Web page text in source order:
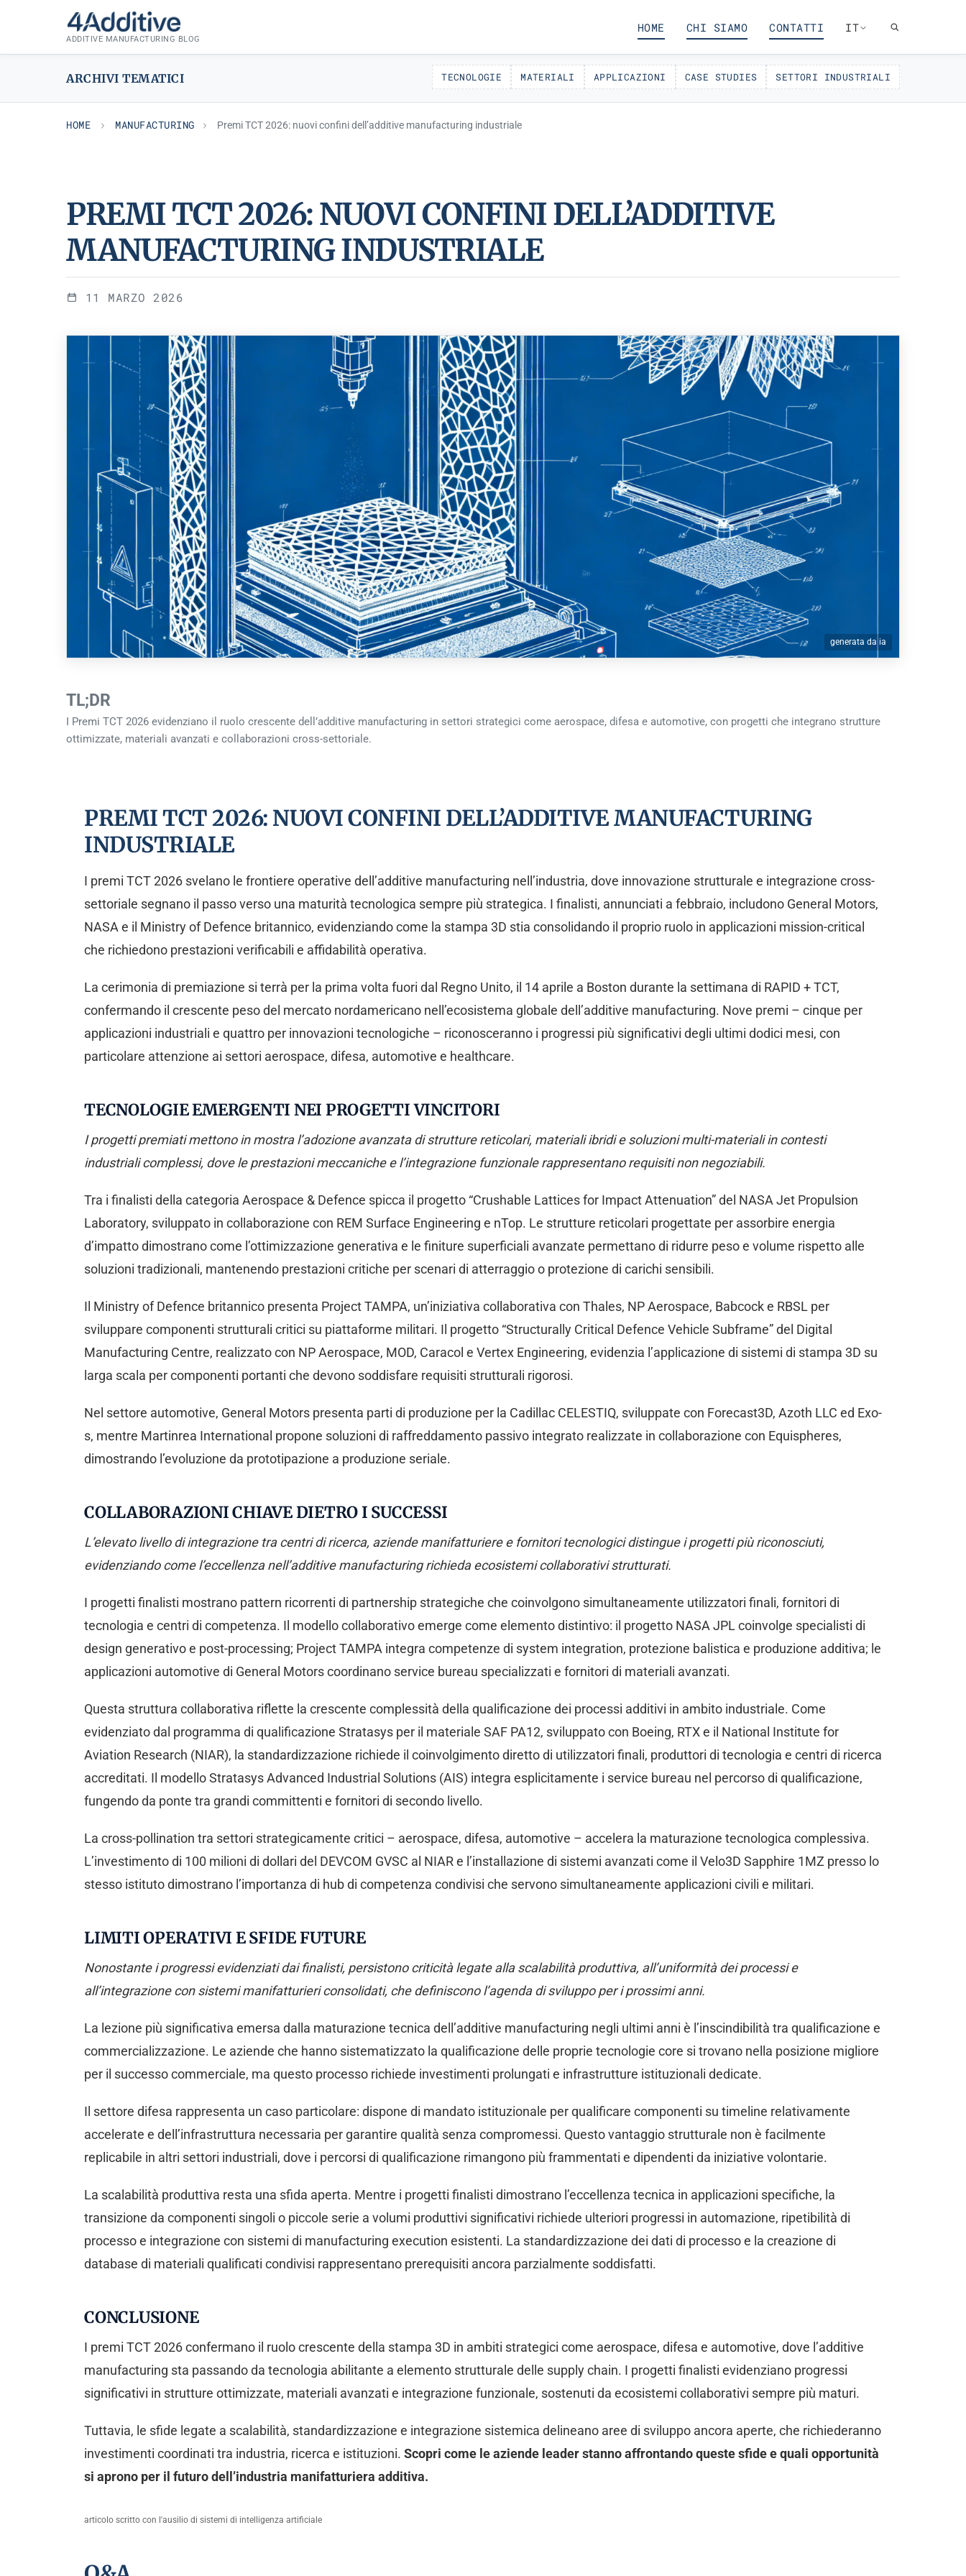
ADDITIVE MANUFACTURING BLOG
HOME CHI SIAMO CONTATTI IT
ARCHIVI TEMATICI TECNOLOGIE MATERIALI APPLICAZIONI CASE STUDIES SETTORI INDUSTRIALI
HOME MANUFACTURING Premi TCT 2026: nuovi confini dell’additive manufacturing industriale
MANUFACTURING
PREMI TCT 2026: NUOVI CONFINI DELL’ADDITIVE
MANUFACTURING INDUSTRIALE
11 MARZO 2026
generata da ia
TL;DR
I Premi TCT 2026 evidenziano il ruolo crescente dell’additive manufacturing in settori strategici come aerospace, difesa e automotive, con progetti che integrano strutture
ottimizzate, materiali avanzati e collaborazioni cross-settoriale.
PREMI TCT 2026: NUOVI CONFINI DELL’ADDITIVE MANUFACTURING
INDUSTRIALE
I premi TCT 2026 svelano le frontiere operative dell’additive manufacturing nell’industria, dove innovazione strutturale e integrazione cross-
settoriale segnano il passo verso una maturità tecnologica sempre più strategica. I finalisti, annunciati a febbraio, includono General Motors,
NASA e il Ministry of Defence britannico, evidenziando come la stampa 3D stia consolidando il proprio ruolo in applicazioni mission-critical
che richiedono prestazioni verificabili e affidabilità operativa.
La cerimonia di premiazione si terrà per la prima volta fuori dal Regno Unito, il 14 aprile a Boston durante la settimana di RAPID + TCT,
confermando il crescente peso del mercato nordamericano nell’ecosistema globale dell’additive manufacturing. Nove premi – cinque per
applicazioni industriali e quattro per innovazioni tecnologiche – riconosceranno i progressi più significativi degli ultimi dodici mesi, con
particolare attenzione ai settori aerospace, difesa, automotive e healthcare.
TECNOLOGIE EMERGENTI NEI PROGETTI VINCITORI
I progetti premiati mettono in mostra l’adozione avanzata di strutture reticolari, materiali ibridi e soluzioni multi-materiali in contesti
industriali complessi, dove le prestazioni meccaniche e l’integrazione funzionale rappresentano requisiti non negoziabili.
Tra i finalisti della categoria Aerospace & Defence spicca il progetto “Crushable Lattices for Impact Attenuation” del NASA Jet Propulsion
Laboratory, sviluppato in collaborazione con REM Surface Engineering e nTop. Le strutture reticolari progettate per assorbire energia
d’impatto dimostrano come l’ottimizzazione generativa e le finiture superficiali avanzate permettano di ridurre peso e volume rispetto alle
soluzioni tradizionali, mantenendo prestazioni critiche per scenari di atterraggio o protezione di carichi sensibili.
Il Ministry of Defence britannico presenta Project TAMPA, un’iniziativa collaborativa con Thales, NP Aerospace, Babcock e RBSL per
sviluppare componenti strutturali critici su piattaforme militari. Il progetto “Structurally Critical Defence Vehicle Subframe” del Digital
Manufacturing Centre, realizzato con NP Aerospace, MOD, Caracol e Vertex Engineering, evidenzia l’applicazione di sistemi di stampa 3D su
larga scala per componenti portanti che devono soddisfare requisiti strutturali rigorosi.
Nel settore automotive, General Motors presenta parti di produzione per la Cadillac CELESTIQ, sviluppate con Forecast3D, Azoth LLC ed Exo-
s, mentre Martinrea International propone soluzioni di raffreddamento passivo integrato realizzate in collaborazione con Equispheres,
dimostrando l’evoluzione da prototipazione a produzione seriale.
COLLABORAZIONI CHIAVE DIETRO I SUCCESSI
L’elevato livello di integrazione tra centri di ricerca, aziende manifatturiere e fornitori tecnologici distingue i progetti più riconosciuti,
evidenziando come l’eccellenza nell’additive manufacturing richieda ecosistemi collaborativi strutturati.
I progetti finalisti mostrano pattern ricorrenti di partnership strategiche che coinvolgono simultaneamente utilizzatori finali, fornitori di
tecnologia e centri di competenza. Il modello collaborativo emerge come elemento distintivo: il progetto NASA JPL coinvolge specialisti di
design generativo e post-processing; Project TAMPA integra competenze di system integration, protezione balistica e produzione additiva; le
applicazioni automotive di General Motors coordinano service bureau specializzati e fornitori di materiali avanzati.
Questa struttura collaborativa riflette la crescente complessità della qualificazione dei processi additivi in ambito industriale. Come
evidenziato dal programma di qualificazione Stratasys per il materiale SAF PA12, sviluppato con Boeing, RTX e il National Institute for
Aviation Research (NIAR), la standardizzazione richiede il coinvolgimento diretto di utilizzatori finali, produttori di tecnologia e centri di ricerca
accreditati. Il modello Stratasys Advanced Industrial Solutions (AIS) integra esplicitamente i service bureau nel percorso di qualificazione,
fungendo da ponte tra grandi committenti e fornitori di secondo livello.
La cross-pollination tra settori strategicamente critici – aerospace, difesa, automotive – accelera la maturazione tecnologica complessiva.
L’investimento di 100 milioni di dollari del DEVCOM GVSC al NIAR e l’installazione di sistemi avanzati come il Velo3D Sapphire 1MZ presso lo
stesso istituto dimostrano l’importanza di hub di competenza condivisi che servono simultaneamente applicazioni civili e militari.
LIMITI OPERATIVI E SFIDE FUTURE
Nonostante i progressi evidenziati dai finalisti, persistono criticità legate alla scalabilità produttiva, all’uniformità dei processi e
all’integrazione con sistemi manifatturieri consolidati, che definiscono l’agenda di sviluppo per i prossimi anni.
La lezione più significativa emersa dalla maturazione tecnica dell’additive manufacturing negli ultimi anni è l’inscindibilità tra qualificazione e
commercializzazione. Le aziende che hanno sistematizzato la qualificazione delle proprie tecnologie core si trovano nella posizione migliore
per il successo commerciale, ma questo processo richiede investimenti prolungati e infrastrutture istituzionali dedicate.
Il settore difesa rappresenta un caso particolare: dispone di mandato istituzionale per qualificare componenti su timeline relativamente
accelerate e dell’infrastruttura necessaria per garantire qualità senza compromessi. Questo vantaggio strutturale non è facilmente
replicabile in altri settori industriali, dove i percorsi di qualificazione rimangono più frammentati e dipendenti da iniziative volontarie.
La scalabilità produttiva resta una sfida aperta. Mentre i progetti finalisti dimostrano l’eccellenza tecnica in applicazioni specifiche, la
transizione da componenti singoli o piccole serie a volumi produttivi significativi richiede ulteriori progressi in automazione, ripetibilità di
processo e integrazione con sistemi di manufacturing execution esistenti. La standardizzazione dei dati di processo e la creazione di
database di materiali qualificati condivisi rappresentano prerequisiti ancora parzialmente soddisfatti.
CONCLUSIONE
I premi TCT 2026 confermano il ruolo crescente della stampa 3D in ambiti strategici come aerospace, difesa e automotive, dove l’additive
manufacturing sta passando da tecnologia abilitante a elemento strutturale delle supply chain. I progetti finalisti evidenziano progressi
significativi in strutture ottimizzate, materiali avanzati e integrazione funzionale, sostenuti da ecosistemi collaborativi sempre più maturi.
Tuttavia, le sfide legate a scalabilità, standardizzazione e integrazione sistemica delineano aree di sviluppo ancora aperte, che richiederanno
investimenti coordinati tra industria, ricerca e istituzioni. Scopri come le aziende leader stanno affrontando queste sfide e quali opportunità
si aprono per il futuro dell’industria manifatturiera additiva.
articolo scritto con l'ausilio di sistemi di intelligenza artificiale